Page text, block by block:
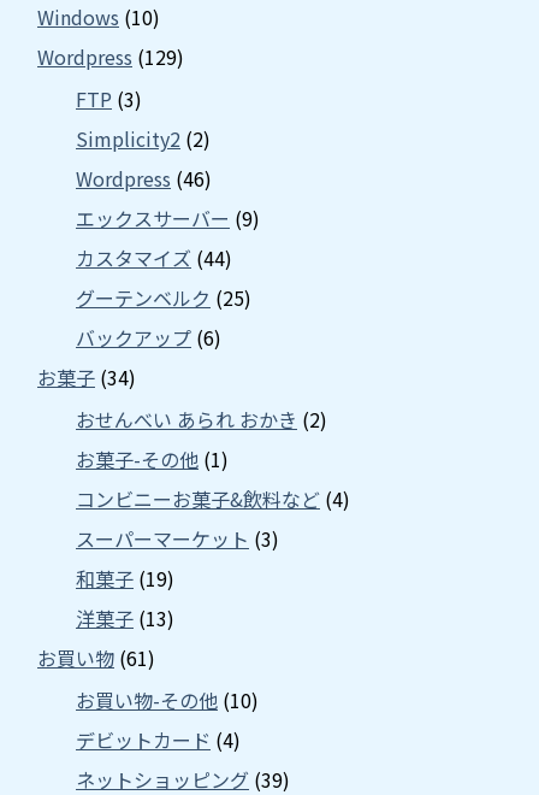
Windows (10)
Wordpress (129)
FTP (3)
Simplicity2 (2)
Wordpress (46)
エックスサーバー (9)
カスタマイズ (44)
グーテンベルク (25)
バックアップ (6)
お菓子 (34)
おせんべい あられ おかき (2)
お菓子-その他 (1)
コンビニーお菓子&飲料など (4)
スーパーマーケット (3)
和菓子 (19)
洋菓子 (13)
お買い物 (61)
お買い物-その他 (10)
デビットカード (4)
ネットショッピング (39)